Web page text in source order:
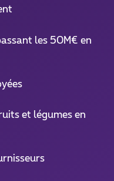
les 50M€ en
et légumes en